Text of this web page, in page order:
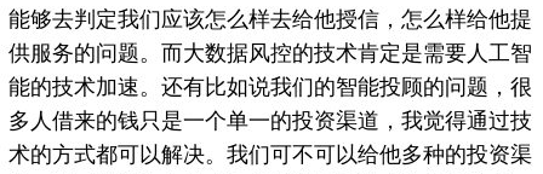
能够去判定我们应该怎么样去给他授信，怎么样给他提
供服务的问题。而大数据风控的技术肯定是需要人工智
能的技术加速。还有比如说我们的智能投顾的问题，很
多人借来的钱只是一个单一的投资渠道，我觉得通过技
术的方式都可以解决。我们可不可以给他多种的投资渠